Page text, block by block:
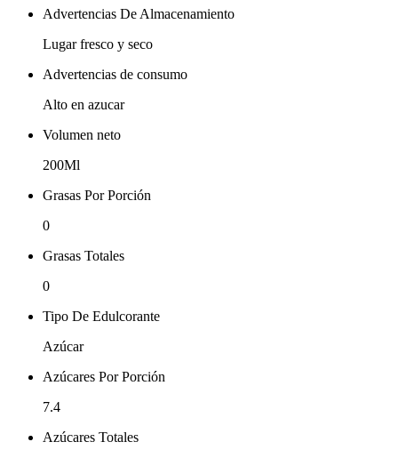
Advertencias De Almacenamiento
Lugar fresco y seco
Advertencias de consumo
Alto en azucar
Volumen neto
200Ml
Grasas Por Porción
0
Grasas Totales
0
Tipo De Edulcorante
Azúcar
Azúcares Por Porción
7.4
Azúcares Totales